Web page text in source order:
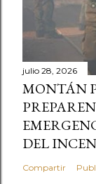
julio 28, 2026
MONTÁN
DEL
Compartir